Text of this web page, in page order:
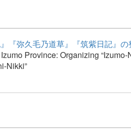
『弥久毛乃道草』『筑紫日記』
Province: Organizing “Izumo-
Nikki”